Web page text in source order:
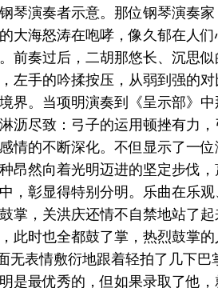
琴演奏者示意。那位钢琴演奏
大海怒涛在咆哮，像久郁在人
前奏过后，二胡那悠长、沉思
左手的吟揉按压，从弱到强
界。当项明演奏到《呈示部》
沥尽致：弓子的运用顿挫有力
情的不断深化。不但显示了一
昂然向着光明迈进的坚定步伐
，彰显得特别分明。乐曲在乐
掌，关洪庆还情不自禁地站了
此时也全都鼓了掌，热烈鼓掌
无表情敷衍地跟着轻拍了几下
是最优秀的，但如果录取了他